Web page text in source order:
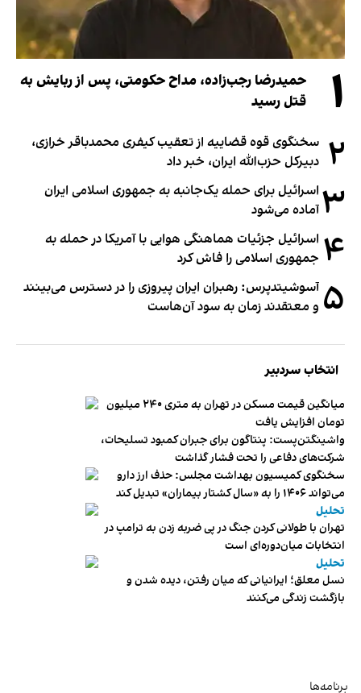
۱
حمیدرضا رجب‌زاده، مداح حکومتی، پس از ربایش به
قتل رسید
۲ سخنگوی قوه قضاییه از تعقیب کیفری محمدباقر خرازی،
دبیر‌کل حزب‌الله ایران، خبر داد
۳ اسرائیل برای حمله یک‌جانبه به جمهوری اسلامی ایران
آماده می‌شود
۴ اسرائیل جزئیات هماهنگی هوایی با آمریکا در حمله به
جمهوری اسلامی را فاش کرد
۵ آسوشیتدپرس: رهبران ایران پیروزی را در دسترس می‌بینند
و معتقدند زمان به سود آن‌هاست
انتخاب سردبیر
میانگین قیمت مسکن در تهران به متری ۲۴۰ میلیون
تومان افزایش یافت
واشینگتن‌پست: پنتاگون برای جبران کمبود تسلیحات،
شرکت‌های دفاعی را تحت فشار گذاشت
سخنگوی کمیسیون بهداشت مجلس: حذف ارز دارو
می‌تواند ۱۴۰۶ را به «سال کشتار بیماران» تبدیل کند
تحلیل
تهران با طولانی کردن جنگ در پی ضربه زدن به ترامپ در
انتخابات میان‌دوره‌ای است
تحلیل
نسل معلق؛ ایرانیانی که میان رفتن، دیده شدن و
بازگشت زندگی می‌کنند
برنامه‌ها